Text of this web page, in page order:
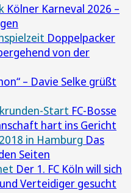
Kölner Karneval 2026 –
Doppelpacker
von der
– Davie Selke grüßt
Start FC-Bosse
hart ins Gericht
in Hamburg Das
Seiten
Der 1. FC Köln will sich
Verteidiger gesucht